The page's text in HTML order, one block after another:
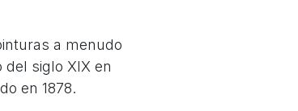
a menudo
siglo XIX en
en 1878.